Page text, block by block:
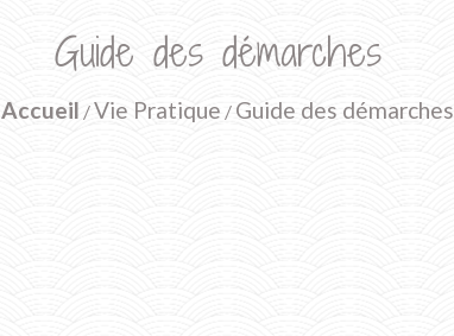
Guide des démarches
Accueil /Vie Pratique / Guide des démarches